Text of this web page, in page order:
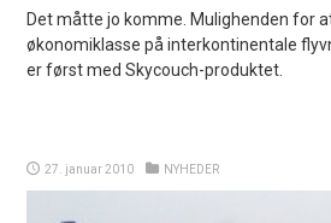
Det måtte jo komme. Mulighenden for
økonomiklasse på interkontinentale
er først med Skycouch-produktet.
27. januar 2010 NYHEDER